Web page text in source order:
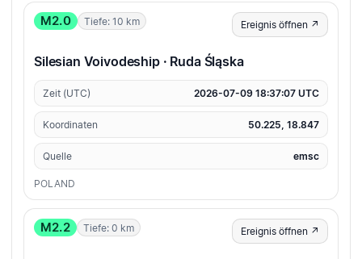
M2.0 Tiefe: 10 km Ereignis öffnen ↗
Silesian Voivodeship · Ruda Śląska
Zeit (UTC) 2026-07-09 18:37:07 UTC
Koordinaten 50.225, 18.847
Quelle emsc
POLAND
M2.2 Tiefe: 0 km Ereignis öffnen ↗